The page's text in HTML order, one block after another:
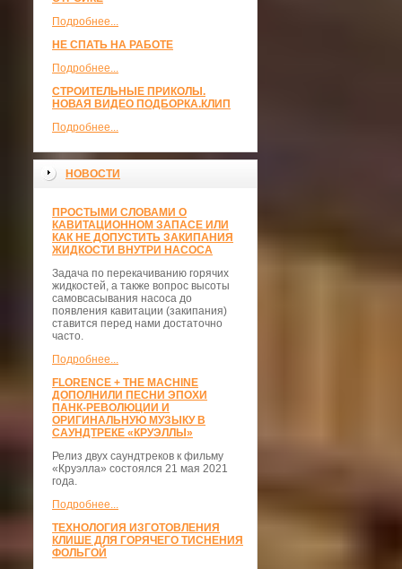
Подробнее...
НЕ СПАТЬ НА РАБОТЕ
Подробнее...
СТРОИТЕЛЬНЫЕ ПРИКОЛЫ.
НОВАЯ ВИДЕО ПОДБОРКА.КЛИП
Подробнее...
НОВОСТИ
ПРОСТЫМИ СЛОВАМИ О
КАВИТАЦИОННОМ ЗАПАСЕ ИЛИ
КАК НЕ ДОПУСТИТЬ ЗАКИПАНИЯ
ЖИДКОСТИ ВНУТРИ НАСОСА
Задача по перекачиванию горячих
жидкостей, а также вопрос высоты
самовсасывания насоса до
появления кавитации (закипания)
ставится перед нами достаточно
часто.
Подробнее...
FLORENCE + THE MACHINE
ДОПОЛНИЛИ ПЕСНИ ЭПОХИ
ПАНК-РЕВОЛЮЦИИ И
ОРИГИНАЛЬНУЮ МУЗЫКУ В
САУНДТРЕКЕ «КРУЭЛЛЫ»
Релиз двух саундтреков к фильму
«Круэлла» состоялся 21 мая 2021
года.
Подробнее...
ТЕХНОЛОГИЯ ИЗГОТОВЛЕНИЯ
КЛИШЕ ДЛЯ ГОРЯЧЕГО ТИСНЕНИЯ
ФОЛЬГОЙ